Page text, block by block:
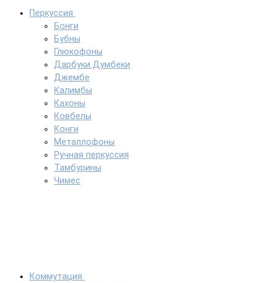
Перкуссия
Бонги
Бубны
Глюкофоны
Дарбуки Думбеки
Джембе
Калимбы
Кахоны
Ковбелы
Конги
Металлофоны
Ручная перкуссия
Тамбурины
Чимес
Коммутация